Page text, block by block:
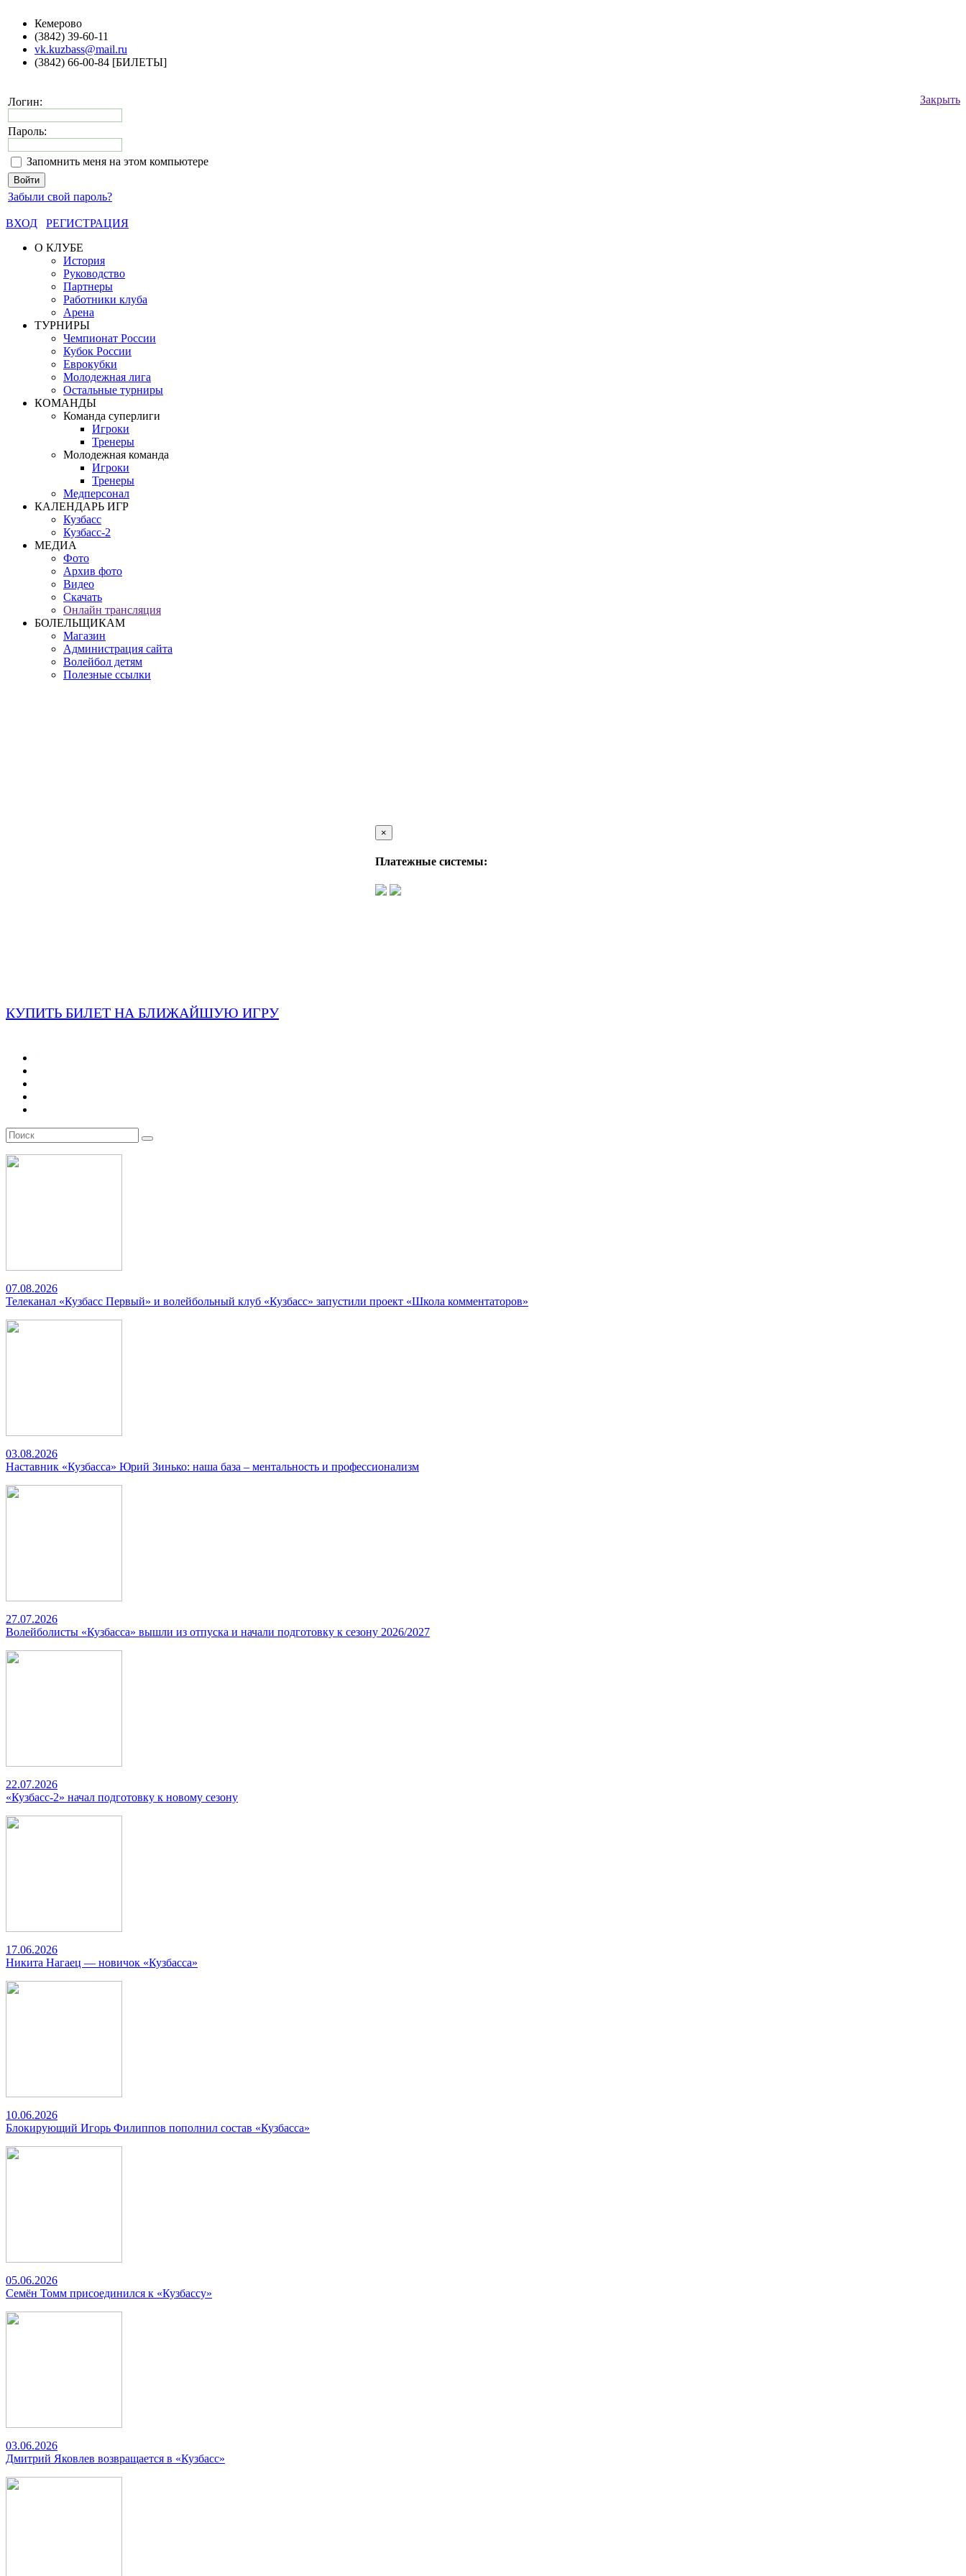
Кемерово
(3842) 39-60-11
vk.kuzbass@mail.ru
(3842) 66-00-84 [БИЛЕТЫ]
Закрыть
Логин:
Пароль:
Запомнить меня на этом компьютере
Забыли свой пароль?
ВХОД
РЕГИСТРАЦИЯ
О КЛУБЕ
История
Руководство
Партнеры
Работники клуба
Арена
ТУРНИРЫ
Чемпионат России
Кубок России
Еврокубки
Молодежная лига
Остальные турниры
КОМАНДЫ
Команда суперлиги
Игроки
Тренеры
Молодежная команда
Игроки
Тренеры
Медперсонал
КАЛЕНДАРЬ ИГР
Кузбасс
Кузбасс-2
МЕДИА
Фото
Архив фото
Видео
Скачать
Онлайн трансляция
БОЛЕЛЬЩИКАМ
Магазин
Администрация сайта
Волейбол детям
Полезные ссылки
×
Платежные системы:
КУПИТЬ БИЛЕТ НА БЛИЖАЙШУЮ ИГРУ
07.08.2026
Телеканал «Кузбасс Первый» и волейбольный клуб «Кузбасс» запустили проект «Школа комментаторов»
03.08.2026
Наставник «Кузбасса» Юрий Зинько: наша база – ментальность и профессионализм
27.07.2026
Волейболисты «Кузбасса» вышли из отпуска и начали подготовку к сезону 2026/2027
22.07.2026
«Кузбасс-2» начал подготовку к новому сезону
17.06.2026
Никита Нагаец — новичок «Кузбасса»
10.06.2026
Блокирующий Игорь Филиппов пополнил состав «Кузбасса»
05.06.2026
Семён Томм присоединился к «Кузбассу»
03.06.2026
Дмитрий Яковлев возвращается в «Кузбасс»